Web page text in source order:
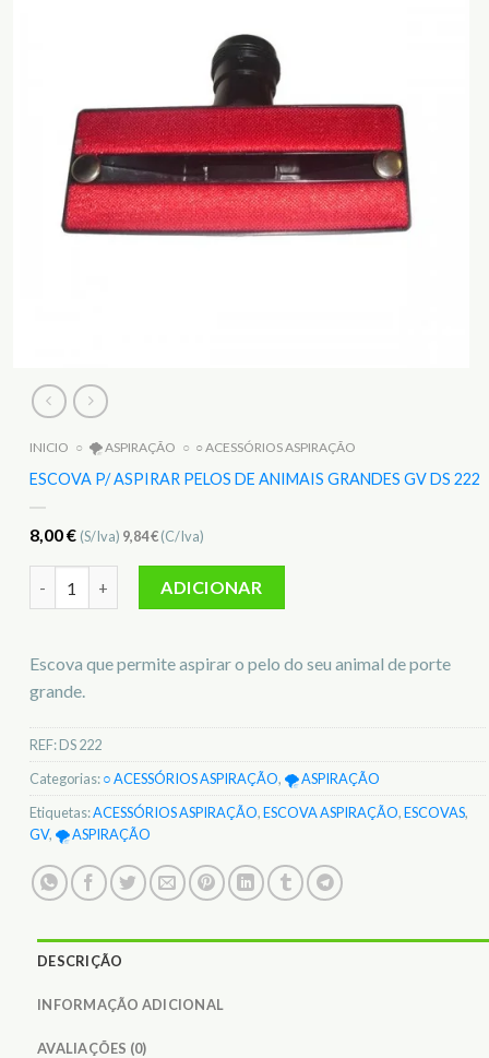
INICIO ○ 🌪️ ASPIRAÇÃO ○ ○ ACESSÓRIOS ASPIRAÇÃO
ESCOVA P/ ASPIRAR PELOS DE ANIMAIS GRANDES GV DS 222
8,00€ (S/Iva) 9,84€(C/Iva)
ADICIONAR
Escova que permite aspirar o pelo do seu animal de porte
grande.
REF:DS 222
Categorias:○ ACESSÓRIOS ASPIRAÇÃO, 🌪️ ASPIRAÇÃO
Etiquetas:ACESSÓRIOS ASPIRAÇÃO,ESCOVA ASPIRAÇÃO,ESCOVAS,
GV, 🌪️ ASPIRAÇÃO
DESCRIÇÃO
INFORMAÇÃO ADICIONAL
AVALIAÇÕES (0)